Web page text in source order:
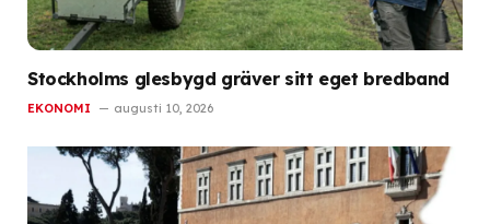
Stockholms glesbygd gräver sitt eget bredband
EKONOMI augusti 10, 2026